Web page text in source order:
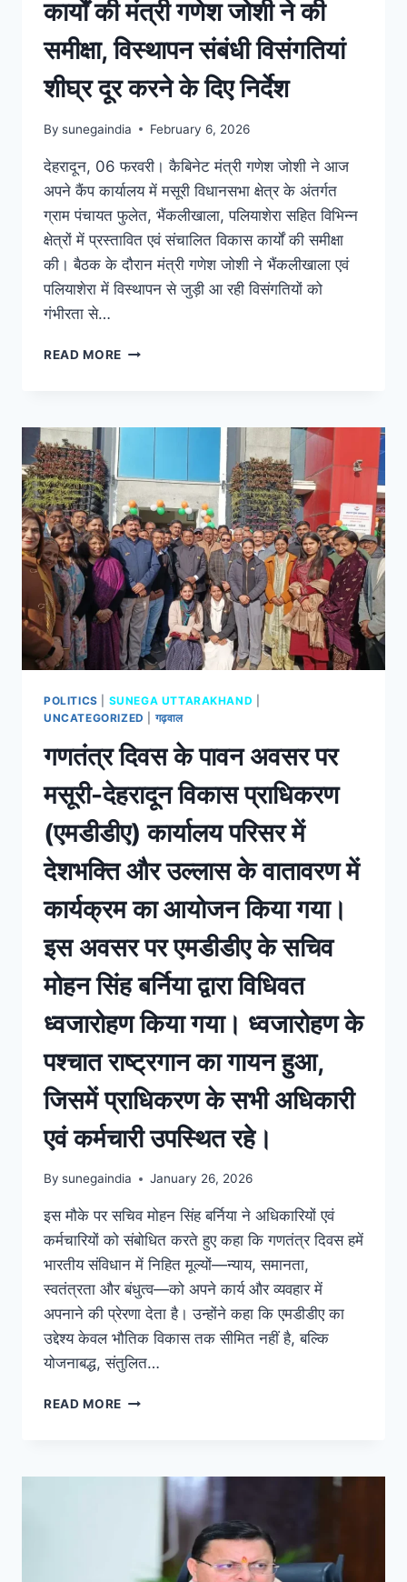
कार्यों की मंत्री गणेश जोशी ने की
समीक्षा, विस्थापन संबंधी विसंगतियां
शीघ्र दूर करने के दिए निर्देश
By sunegaindia February 6, 2026
देहरादून, 06 फरवरी। कैबिनेट मंत्री गणेश जोशी ने आज
अपने कैंप कार्यालय में मसूरी विधानसभा क्षेत्र के अंतर्गत
ग्राम पंचायत फुलेत, भैंकलीखाला, पलियाशेरा सहित विभिन्न
क्षेत्रों में प्रस्तावित एवं संचालित विकास कार्यों की समीक्षा
की। बैठक के दौरान मंत्री गणेश जोशी ने भैंकलीखाला एवं
पलियाशेरा में विस्थापन से जुड़ी आ रही विसंगतियों को
गंभीरता से…
READ MORE
POLITICS SUNEGA UTTARAKHAND
UNCATEGORIZED
गढ़वाल
गणतंत्र दिवस के पावन अवसर पर
मसूरी-देहरादून विकास प्राधिकरण
(एमडीडीए) कार्यालय परिसर में
देशभक्ति और उल्लास के वातावरण में
कार्यक्रम का आयोजन किया गया।
इस अवसर पर एमडीडीए के सचिव
मोहन सिंह बर्निया द्वारा विधिवत
ध्वजारोहण किया गया। ध्वजारोहण के
पश्चात राष्ट्रगान का गायन हुआ,
जिसमें प्राधिकरण के सभी अधिकारी
एवं कर्मचारी उपस्थित रहे।
By sunegaindia January 26, 2026
इस मौके पर सचिव मोहन सिंह बर्निया ने अधिकारियों एवं
कर्मचारियों को संबोधित करते हुए कहा कि गणतंत्र दिवस हमें
भारतीय संविधान में निहित मूल्यों—न्याय, समानता,
स्वतंत्रता और बंधुत्व—को अपने कार्य और व्यवहार में
अपनाने की प्रेरणा देता है। उन्होंने कहा कि एमडीडीए का
उद्देश्य केवल भौतिक विकास तक सीमित नहीं है, बल्कि
योजनाबद्ध, संतुलित…
READ MORE